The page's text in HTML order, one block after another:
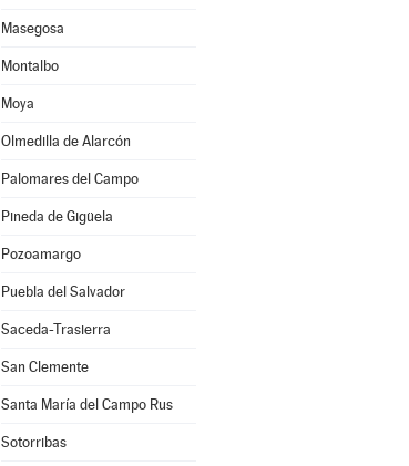
Masegosa
Montalbo
Moya
Olmedilla de Alarcón
Palomares del Campo
Pineda de Gigüela
Pozoamargo
Puebla del Salvador
Saceda-Trasierra
San Clemente
Santa María del Campo Rus
Sotorribas